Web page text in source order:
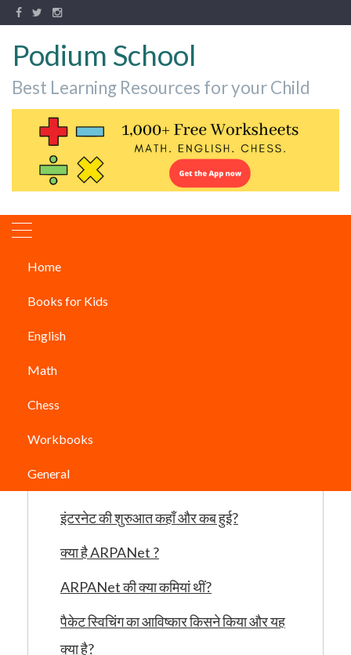
Podium School
Best Learning Resources for your Child
Home
Books for Kids
English
Math
Chess
Workbooks
General
इंटरनेट एक शानदार संसाधन है, लेकिन क्या आपने कभी सोचा है
कि इंटरनेट का आविष्कार किसने किया?
Table of Contents
इंटरनेट की शुरुआत कहाँ और कब हुई?
क्या है ARPANet ?
ARPANet की क्या कमियां थीं?
पैकेट स्विचिंग का आविष्कार किसने किया और यह
क्या है?